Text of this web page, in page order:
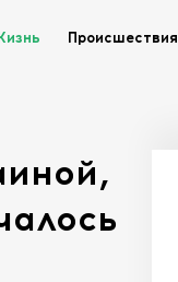
Происшествия